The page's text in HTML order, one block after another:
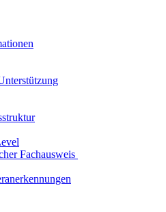
Fachausweis